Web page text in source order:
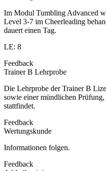
Im Modul Tumbling Advanced
Level 3-7 im Cheerleading
dauert einen Tag.
LE: 8
Feedback
Trainer B Lehrprobe
Die Lehrprobe der Trainer B
sowie einer mündlichen
stattfindet.
Feedback
Wertungskunde
Informationen folgen.
Feedback